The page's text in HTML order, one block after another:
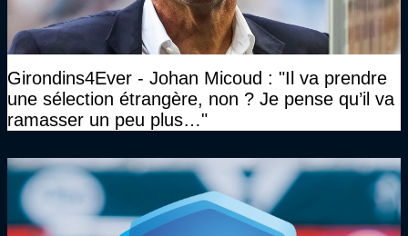
Girondins4Ever - Johan Micoud : "Il va prendre
une sélection étrangère, non ? Je pense qu’il va
ramasser un peu plus…"